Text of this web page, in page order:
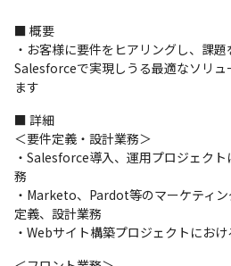
■ 概要
・お客様に要件をヒアリングし、課題
Salesforceで実現しうる最適なソリュ
ます
■ 詳細
＜要件定義・設計業務＞
・Salesforce導入、運用プロジェク
務
・Marketo、Pardot等のマーケティ
定義、設計業務
・Webサイト構築プロジェクトにお